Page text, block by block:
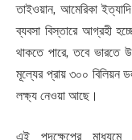
তাইওয়ান, আমেরিকা
ব্যবসা বিস্তারে আগ্রহী
থাকতে পারে, তবে ভারতে
মূল্যের প্রায় ৩০০ বিলিয়ন
লক্ষ্য নেওয়া আছে।
এই পদক্ষেপের মাধ্যমে